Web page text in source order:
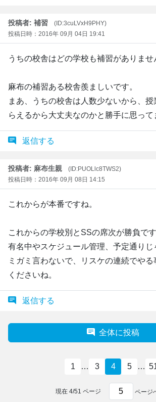
投稿者: 補習
(ID:3cuLVxH9PHY)
投稿日時：2016年 09月 04日 19:41
うちの校舎はどの学校も補習がありませ
麻布の補習ある校舎羨ましいです。
まあ、うちの校舎は人数少ないから、
らえるから大丈夫なのかと勝手に思って
返信する
投稿者: 麻布生親
(ID:PUOLlc8TWS2)
投稿日時：2016年 09月 08日 14:15
これからが本番ですね。
これからの学校別とSSの席次が勝負です
有名中やスケジュール管理、予定通り
ミガミ言わないで、リスケの連続でや
くださいね。
返信する
全体に投稿
1 … 3 4 5 …
現在 4/51 ページ ページ